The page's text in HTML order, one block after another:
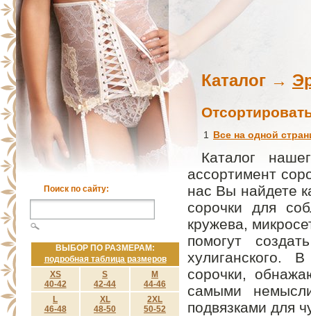
Поиск по сайту:
ВЫБОР ПО РАЗМЕРАМ:
подробная таблица размеров
XS
40-42
S
42-44
M
44-46
L
46-48
XL
48-50
2XL
50-52
Каталог →
1 Все на одной
Каталог
ассортимент
нас Вы найдете
сорочки для
кружева,
помогут
хулиганского.
сорочки,
самыми
подвязками для